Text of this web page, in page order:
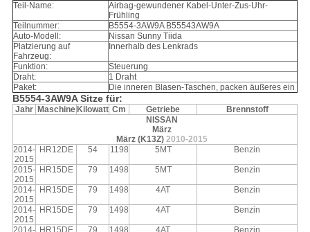
Teil-Name:
Airbag-gewundener Kabel-Unter-Zus-Uhr-
Frühling
Teilnummer:
B5554-3AW9A B55543AW9A
Auto-Modell:
Nissan Sunny Tiida
Platzierung auf
Fahrzeug:
Innerhalb des Lenkrads
Funktion:
Steuerung
Draht:
1 Draht
Paket:
Die inneren Blasen-Taschen, packen äußeres ein
B5554-3AW9A Sitze für:
Jahr Maschine Kilowatt Cm Getriebe
Brennstoff
NISSAN
März
März (K13Z) 2010-2015
2014-
2015
HR12DE 54 1198 5MT Benzin
2015-
2015
HR15DE 79 1498 5MT Benzin
2014-
2015
HR15DE 79 1498 4AT Benzin
2014-
2015
HR15DE 79 1498 4AT Benzin